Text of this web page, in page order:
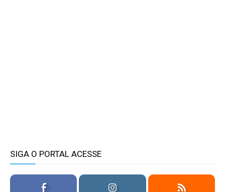
SIGA O PORTAL ACESSE